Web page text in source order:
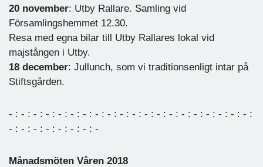
20 november: Utby Rallare. Samling vid
Församlingshemmet 12.30.
Resa med egna bilar till Utby Rallares lokal vid
majstången i Utby.
18 december: Jullunch, som vi traditionsenligt intar på
Stiftsgården.
- : - : - : - : - : - : - : - : - : - : - : - : - : - : - : - : - : - : - : - :
- : - : - : - : - : - : - : -
Månadsmöten Våren 2018